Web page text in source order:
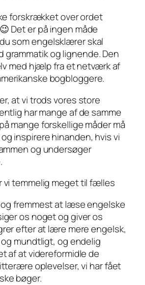
forskrækket over ordet
Det er på ingen måde
dusom engelsklærer skal
grammatik og lignende. Den
med hjælp fra et netværk af
bogbloggere.
at vi trods vores store
har mange af de samme
mange forskellige måder må
inspirere hinanden, hvis vi
og undersøger
vi temmelig meget til fælles
fremmest at læse engelske
os noget og giver os
efter at lære mere engelsk,
mundtligt, og endelig
af at videreformidle de
oplevelser, vi har fået
bøger.